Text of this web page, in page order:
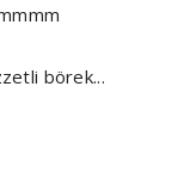
börek...